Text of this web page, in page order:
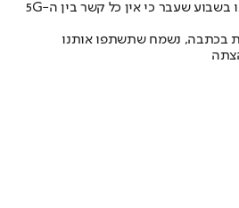
קבעו בהודעה רשמית שהוציאו בשבוע שעבר כי אין כל קשר בין ה-5G
בכתבה, נשמח שתשתפו אותנו